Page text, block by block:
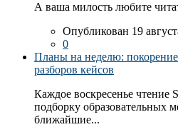
А ваша милость любите
Опубликован 19
0
Планы на неделю:
разборов кейсов
Каждое воскресенье чтение
подборку образовательных
ближайшие...